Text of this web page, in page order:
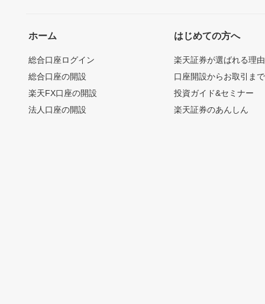
ホーム
総合口座ログイン
総合口座の開設
楽天FX口座の開設
法人口座の開設
はじめての方へ
楽天証券が選ばれる理由
口座開設からお取引ま
投資ガイド&セミナー
楽天証券のあんしん